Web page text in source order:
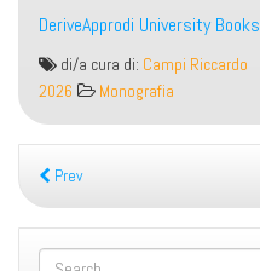
DeriveApprodi University Books
Il
paradosso
di/a cura di: Campi Riccardo
2026
Monografia
Prev